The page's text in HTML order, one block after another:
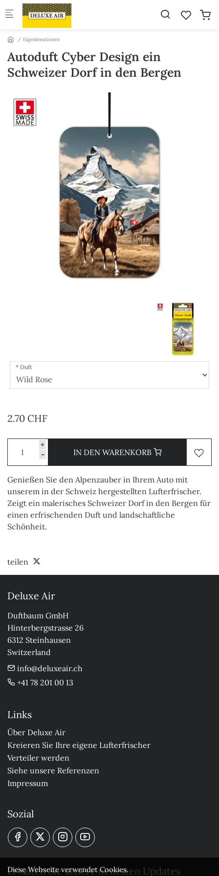
Skip to main content
Eigenkreationen
Autoduft Cyber Design ein
Schweizer Dorf in den Bergen
Duft
2.70 CHF
+
-
IN DEN WARENKORB
Genießen Sie den Alpenzauber in Ihrem Auto mit
unserem in der Schweiz hergestellten Lufterfrischer.
Zeigt ein malerisches Schweizer Dorf in den Bergen für
einen erfrischenden Duft und landschaftliche
Schönheit.
teilen
Deluxe Air
Duftbaum GmbH
Hinterbergstrasse 26
6312 Steinhausen
Switzerland
info@deluxeair.ch
+41 78 201 00 13
Links
Über Deluxe Air
Kreieren Sie Ihre eigene Lufterfrischer
Verteiler werden
Siehe unsere Referenzen
Impressum
Sozial
Erhalten Sie unsere neuesten Updates
Diese Webseite verwendet Cookies.